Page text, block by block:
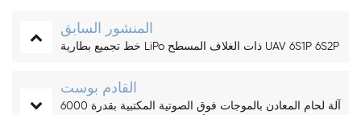
المنشور السابق
خط تجميع بطارية LiPo ذات الغلاف المسطح UAV ‏6S1P 6S2P
القادم بوست
آلة لحام المعادن بالموجات فوق الصوتية المكتبية بقدرة 6000